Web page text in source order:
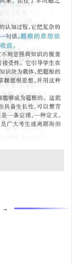
→